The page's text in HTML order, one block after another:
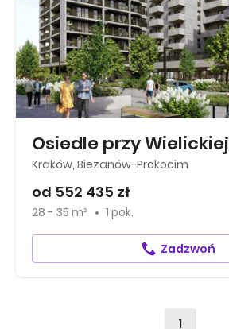
Osiedle przy Wielickiej
Kraków, Bieżanów-Prokocim
od 552 435 zł
28 - 35 m² 1 pok.
Zadzwoń
1